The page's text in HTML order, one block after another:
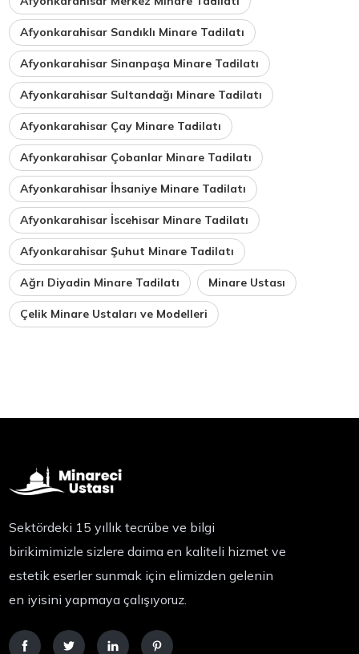
Afyonkarahisar Sandıklı Minare Tadilatı
Afyonkarahisar Sinanpaşa Minare Tadilatı
Afyonkarahisar Sultandağı Minare Tadilatı
Afyonkarahisar Çay Minare Tadilatı
Afyonkarahisar Çobanlar Minare Tadilatı
Afyonkarahisar İhsaniye Minare Tadilatı
Afyonkarahisar İscehisar Minare Tadilatı
Afyonkarahisar Şuhut Minare Tadilatı
Ağrı Diyadin Minare Tadilatı Minare Ustası
Çelik Minare Ustaları ve Modelleri
Sektördeki 15 yıllık tecrübe ve bilgi
birikimimizle sizlere daima en kaliteli hizmet ve
estetik eserler sunmak için elimizden gelenin
en iyisini yapmaya çalışıyoruz.